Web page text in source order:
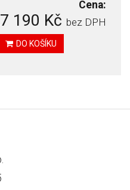
Cena:
190 Kč bez DPH
DO KOŠÍKU